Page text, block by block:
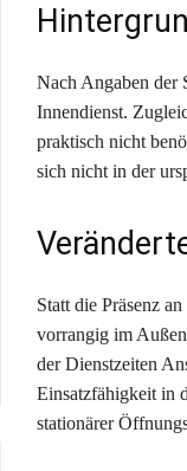
Nach Angaben der
Innendienst.
praktisch nicht
sich nicht in der
Statt die Präsenz
vorrangig im
der Dienstzeiten
Einsatzfähigkeit in
stationärer